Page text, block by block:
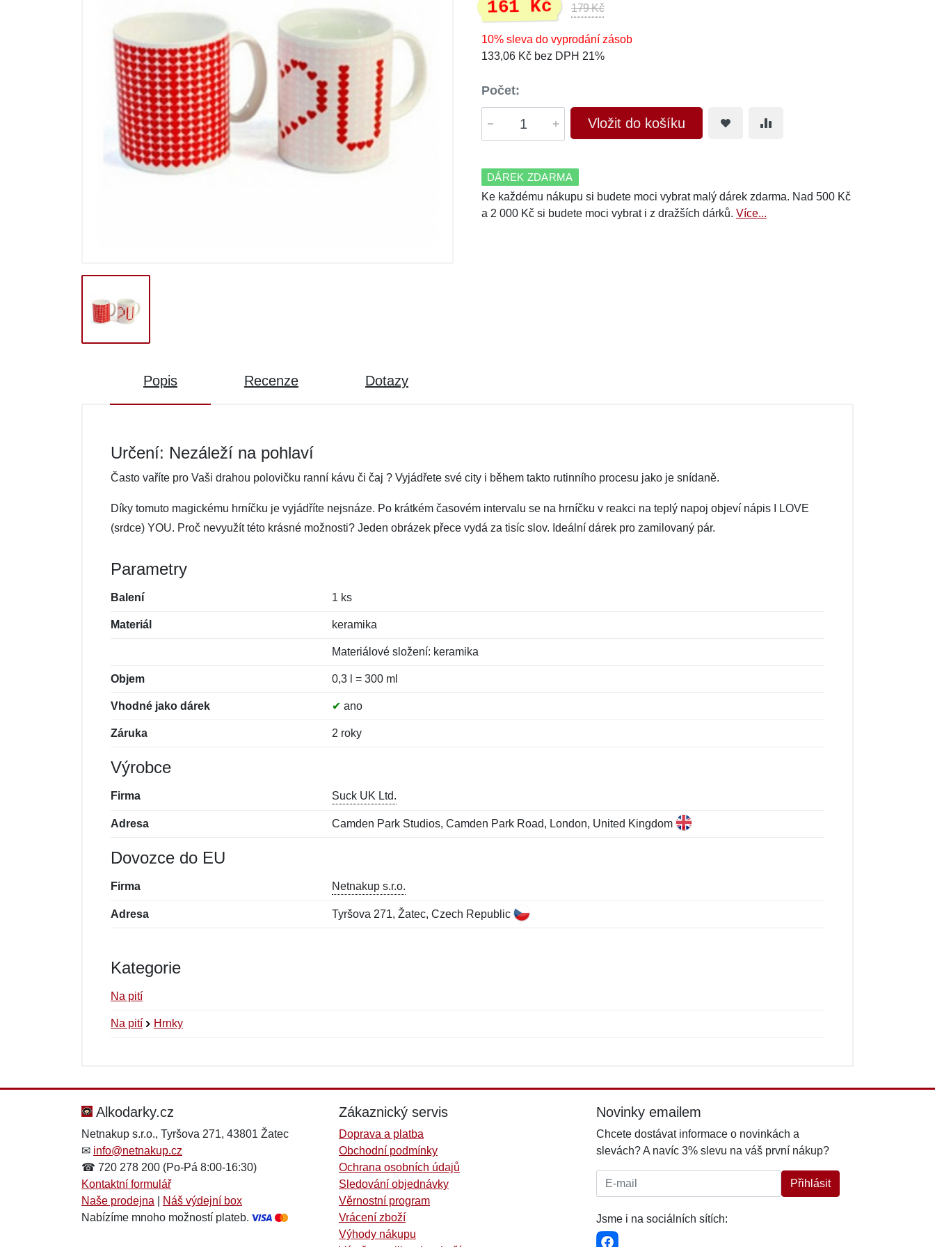
161 Kč 179 Kč
10% sleva do vyprodání zásob
133,06 Kč bez DPH 21%
Počet:
Vložit do košíku
DÁREK ZDARMA
Ke každému nákupu si budete moci vybrat malý dárek zdarma. Nad 500 Kč
a 2 000 Kč si budete moci vybrat i z dražších dárků. Více...
Popis Recenze Dotazy
Určení: Nezáleží na pohlaví
Často vaříte pro Vaši drahou polovičku ranní kávu či čaj ? Vyjádřete své city i během takto rutinního procesu jako je snídaně.
Díky tomuto magickému hrníčku je vyjádříte nejsnáze. Po krátkém časovém intervalu se na hrníčku v reakci na teplý napoj objeví nápis I LOVE
(srdce) YOU. Proč nevyužít této krásné možnosti? Jeden obrázek přece vydá za tisíc slov. Ideální dárek pro zamilovaný pár.
Parametry
Balení 1 ks
Materiál keramika
Materiálové složení: keramika
Objem 0,3 l = 300 ml
Vhodné jako dárek ✔ ano
Záruka 2 roky
Výrobce
Firma Suck UK Ltd.
Adresa Camden Park Studios, Camden Park Road, London, United Kingdom
Dovozce do EU
Firma Netnakup s.r.o.
Adresa Tyršova 271, Žatec, Czech Republic
Kategorie
Na pití
Na pití Hrnky
Zpráva*
Zpráva*
Alkodarky.cz
Netnakup s.r.o., Tyršova 271, 43801 Žatec
✉ info@netnakup.cz
☎ 720 278 200 (Po-Pá 8:00-16:30)
Kontaktní formulář
Naše prodejna
Náš výdejní box
Nabízíme mnoho možností plateb.
Zákaznický servis
Doprava a platba
Obchodní podmínky
Ochrana osobních údajů
Sledování objednávky
Věrnostní program
Vrácení zboží
Výhody nákupu
Novinky emailem
Chcete dostávat informace o novinkách a
slevách? A navíc 3% slevu na váš první nákup?
E-mail: Přihlásit
Jsme i na sociálních sítích: